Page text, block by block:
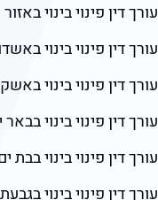
עורך דין פינוי בינוי באזור
עורך דין פינוי בינוי
עורך דין פינוי בינוי
עורך דין פינוי בינוי
עורך דין פינוי בינוי בבת
עורך דין פינוי בינוי